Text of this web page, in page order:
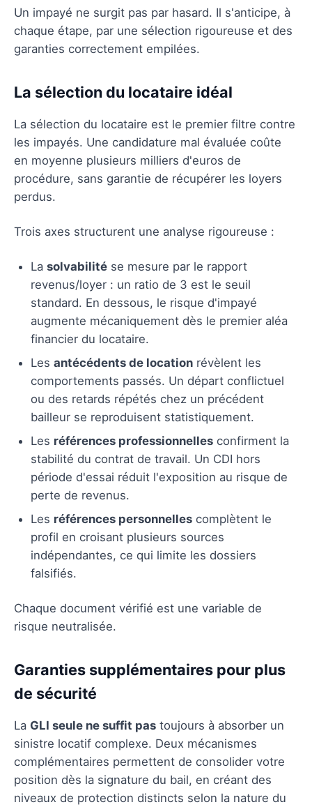
Un impayé ne surgit pas par hasard. Il s'anticipe, à
chaque étape, par une sélection rigoureuse et des
garanties correctement empilées.
La sélection du locataire idéal
La sélection du locataire est le premier filtre contre
les impayés. Une candidature mal évaluée coûte
en moyenne plusieurs milliers d'euros de
procédure, sans garantie de récupérer les loyers
perdus.
Trois axes structurent une analyse rigoureuse :
La solvabilité se mesure par le rapport
revenus/loyer : un ratio de 3 est le seuil
standard. En dessous, le risque d'impayé
augmente mécaniquement dès le premier aléa
financier du locataire.
Les antécédents de location révèlent les
comportements passés. Un départ conflictuel
ou des retards répétés chez un précédent
bailleur se reproduisent statistiquement.
Les références professionnelles confirment la
stabilité du contrat de travail. Un CDI hors
période d'essai réduit l'exposition au risque de
perte de revenus.
Les références personnelles complètent le
profil en croisant plusieurs sources
indépendantes, ce qui limite les dossiers
falsifiés.
Chaque document vérifié est une variable de
risque neutralisée.
Garanties supplémentaires pour plus
de sécurité
La GLI seule ne suffit pas toujours à absorber un
sinistre locatif complexe. Deux mécanismes
complémentaires permettent de consolider votre
position dès la signature du bail, en créant des
niveaux de protection distincts selon la nature du